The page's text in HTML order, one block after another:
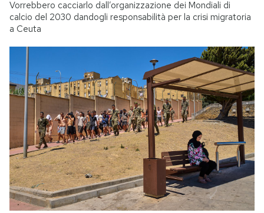
Vorrebbero cacciarlo dall’organizzazione dei Mondiali di
calcio del 2030 dandogli responsabilità per la crisi migratoria
a Ceuta